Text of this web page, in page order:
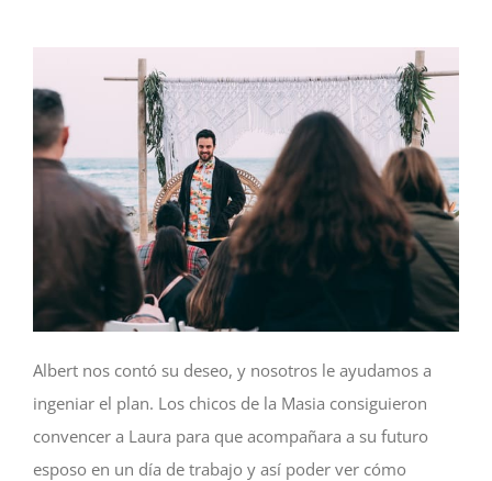
Albert nos contó su deseo, y nosotros le ayudamos a
ingeniar el plan. Los chicos de la Masia consiguieron
convencer a Laura para que acompañara a su futuro
esposo en un día de trabajo y así poder ver cómo